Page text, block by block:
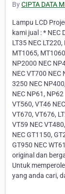
ByCIPTA DATA
Lampu LCD
kami jual : * NEC
LT35 NEC
MT1065,
NP2000 NEC
NEC VT700
3250 NEC
NEC NP61,
VT560, VT46
VT670, VT676,
VT59 NEC
NEC GT1150,
GT950 NEC
original dan
Untuk
yang anda cari,